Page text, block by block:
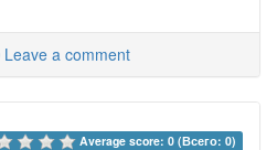
Leave a comment
Average score: 0 (Всего: 0)